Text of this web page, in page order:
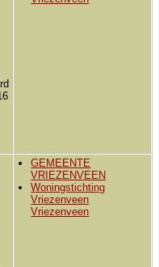
GEMEENTE
VRIEZENVEEN
Woningstichting
Vriezenveen
Vriezenveen